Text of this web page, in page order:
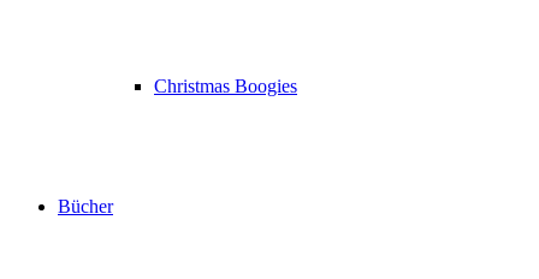
Christmas Boogies
Bücher